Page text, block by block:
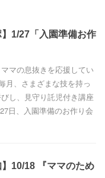
】1/27「入園準備お作
マの息抜きを応援してい
月、さまざまな技を持っ
し、見守り託児付き講座
日、入園準備のお作り会
】10/18 『ママのため